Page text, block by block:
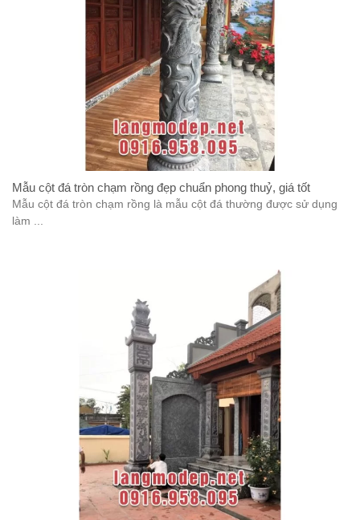
Mẫu cột đá tròn chạm rồng đẹp chuẩn phong thuỷ, giá tốt
Mẫu cột đá tròn chạm rồng là mẫu cột đá thường được sử dụng
làm ...